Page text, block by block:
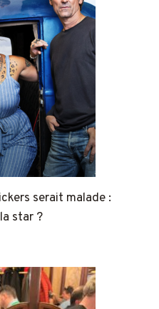
serait malade :
star ?